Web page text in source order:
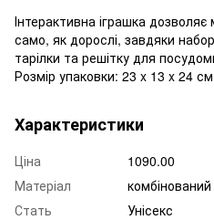
Інтерактивна іграшка
само, як дорослі, завдяки
тарілки та решітку для
Розмір упаковки: 23 x 13 x 24 см
Характеристики
Ціна
1090.00
Матеріал
комбінований
Стать
Унісекс